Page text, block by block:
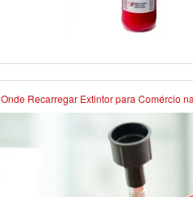
Onde Recarregar Extintor para Comércio